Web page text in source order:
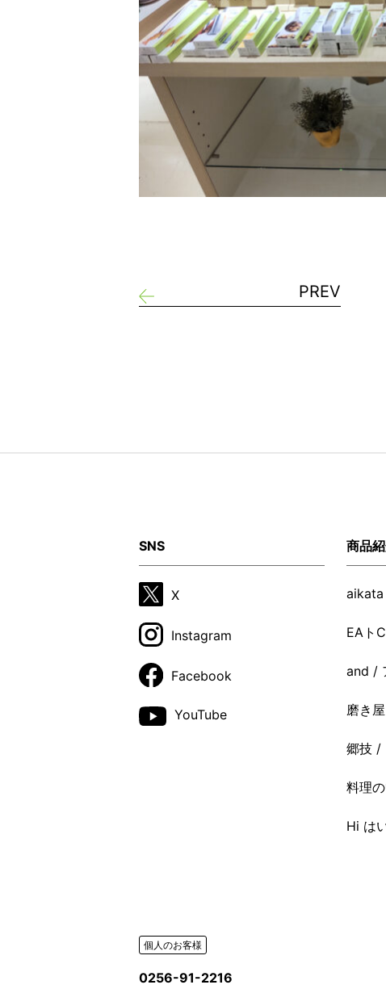
PREV
SNS
X
Instagram
Facebook
YouTube
商品
aikata
EAト
and /
磨き
郷技 /
料理
Hi は
個人のお客様
0256-91-2216